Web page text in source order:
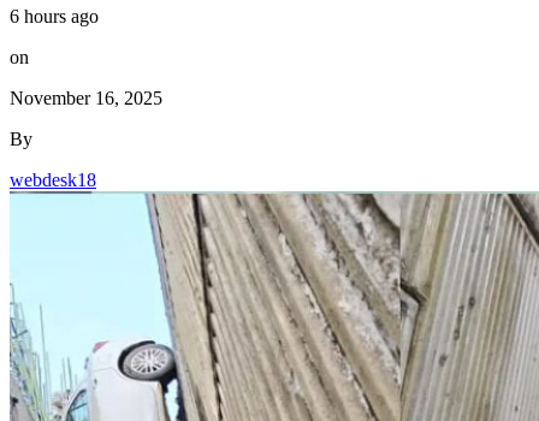
6 hours ago
on
November 16, 2025
By
webdesk18